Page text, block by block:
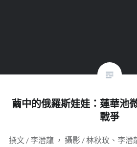
繭中的俄羅斯娃娃：蓮華池
戰爭
撰文 / 李潛龍 ， 攝影 / 林秋玫、李潛